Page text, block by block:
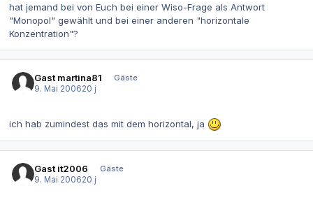
hat jemand bei von Euch bei einer Wiso-Frage als Antwort
"Monopol" gewählt und bei einer anderen "horizontale
Konzentration"?
Gast martina81
Gäste
9. Mai 200620 j
ich hab zumindest das mit dem horizontal, ja
Gast it2006
Gäste
9. Mai 200620 j